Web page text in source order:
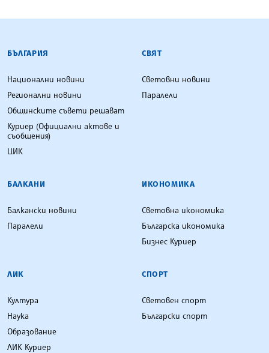
БЪЛГАРСКА ТЕЛЕГРАФНА АГЕНЦИЯ
БЪЛГАРИЯ
Национални новини
Регионални новини
Общинските съвети решават
Куриер (Официални актове и
съобщения)
ЦИК
СВЯТ
Световни новини
Паралели
БАЛКАНИ
Балкански новини
Паралели
ИКОНОМИКА
Световна икономика
Българска икономика
Бизнес Куриер
ЛИК
Култура
Наука
Образование
ЛИК Куриер
СПОРТ
Световен спорт
Български спорт